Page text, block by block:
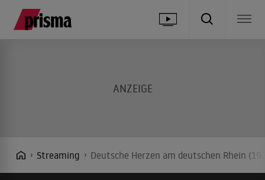
Streaming Deutsche Herzen am deutschen Rhein